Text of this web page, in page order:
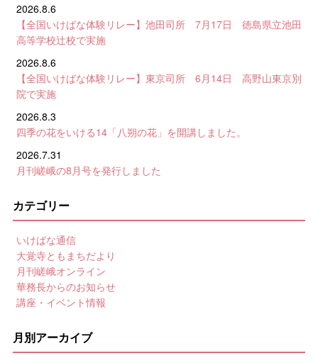
2026.8.6
【全国いけばな体験リレー】池田司所 7月17日 徳島県立池田
高等学校辻校で実施
2026.8.6
【全国いけばな体験リレー】東京司所 6月14日 高野山東京別
院で実施
2026.8.3
四季の花をいける14「八朔の花」を開講しました。
2026.7.31
月刊嵯峨の8月号を発行しました
カテゴリー
いけばな通信
大覚寺ともまちだより
月刊嵯峨オンライン
華務長からのお知らせ
講座・イベント情報
月別アーカイブ